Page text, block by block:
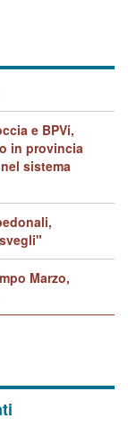
e BPVi,
in provincia
sistema
Marzo,